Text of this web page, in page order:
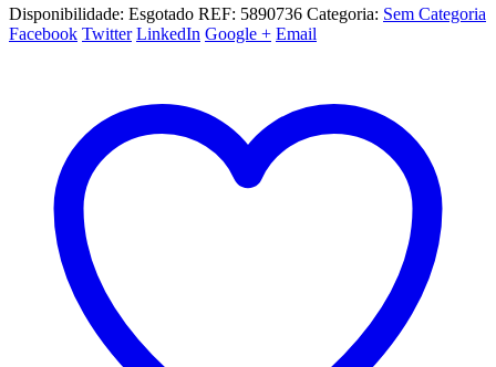
Disponibilidade: Esgotado REF: 5890736 Categoria: Sem Categoria
Facebook Twitter LinkedIn Google + Email